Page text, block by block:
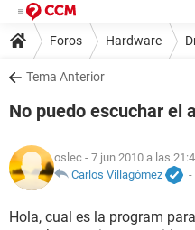
Foros Hardware
Tema Anterior
No puedo escuchar el
oslec - 7 jun 2010 a las
Carlos Villagómez
-
Hola, cual es la program